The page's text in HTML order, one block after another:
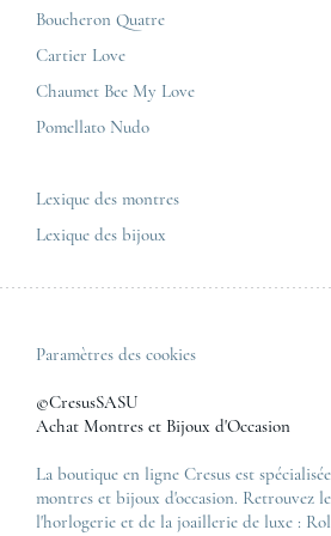
Plan du site
Nous contacter
Boucheron Quatre
Cartier Love
Chaumet Bee My Love
Pomellato Nudo
Lexique des montres
Lexique des bijoux
Paramètres des cookies
©CresusSASU
Achat Montres et Bijoux d'Occasion
La boutique en ligne Cresus est
montres et bijoux d'occasion. Retrouvez
l'horlogerie et de la joaillerie de luxe :